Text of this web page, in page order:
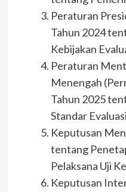
Peraturan
Tahun 2024
Kebijakan
Peraturan
Menengah
Tahun 2025
Standar
Keputusan
tentang
Pelaksana Uji
Keputusan